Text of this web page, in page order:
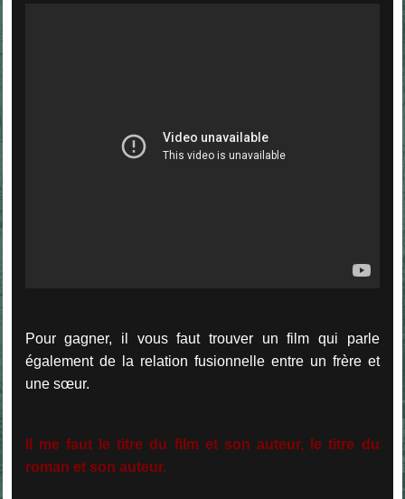
Pour gagner, il vous faut trouver un film qui parle
également de la relation fusionnelle entre un frère et
une sœur.
Il me faut le titre du film et son auteur, le titre du
roman et son auteur.